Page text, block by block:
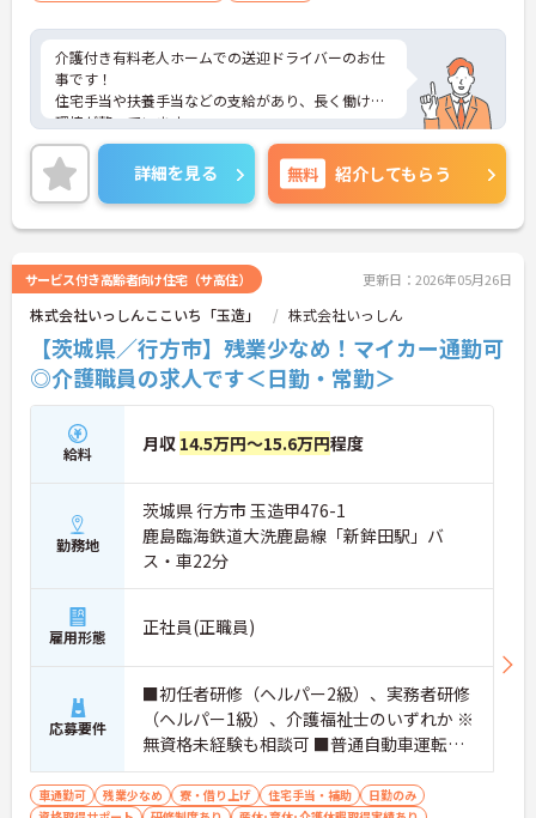
介護付き有料老人ホームでの送迎ドライバーのお仕
事です！
住宅手当や扶養手当などの支給があり、長く働ける
環境が整っています。
ご興味のある方には、面接対策ポイントなど、さら
に詳細をご案内しますのでお気軽にご相談くださ
い！
詳細を見る 無料 紹介してもらう
サービス付き高齢者向け住宅（サ高住） 更新日：2026年05月26日
株式会社いっしんここいち「玉造」 株式会社いっしん
【茨城県／行方市】残業少なめ！マイカー通勤可
◎介護職員の求人です＜日勤・常勤＞
給料 月収 14.5万円～15.6万円程度
勤務地
茨城県 行方市 玉造甲476-1
鹿島臨海鉄道大洗鹿島線「新鉾田駅」バ
ス・車22分
雇用形態 正社員(正職員)
応募要件
■初任者研修（ヘルパー2級）、実務者研修
（ヘルパー1級）、介護福祉士のいずれか ※
無資格未経験も相談可 ■普通自動車運転免
許
車通勤可 残業少なめ 寮・借り上げ 住宅手当・補助
日勤のみ